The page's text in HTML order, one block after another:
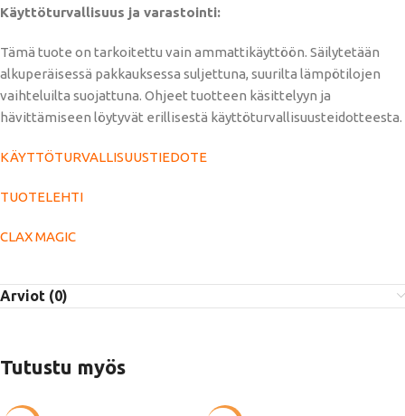
Käyttöturvallisuus ja varastointi:
Tämä tuote on tarkoitettu vain ammattikäyttöön. Säilytetään
alkuperäisessä pakkauksessa suljettuna, suurilta lämpötilojen
vaihteluilta suojattuna. Ohjeet tuotteen käsittelyyn ja
hävittämiseen löytyvät erillisestä käyttöturvallisuusteidotteesta.
KÄYTTÖTURVALLISUUSTIEDOTE
TUOTELEHTI
CLAX MAGIC
Arviot (0)
Tutustu myös